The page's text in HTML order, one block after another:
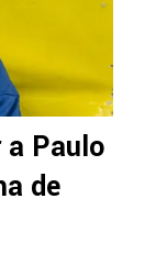
a Paulo
de